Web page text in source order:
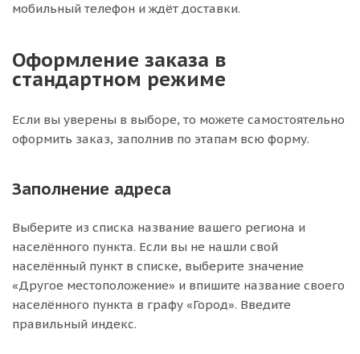
мобильный телефон и ждёт доставки.
Оформление заказа в
стандартном режиме
Если вы уверены в выборе, то можете самостоятельно
оформить заказ, заполнив по этапам всю форму.
Заполнение адреса
Выберите из списка название вашего региона и
населённого пункта. Если вы не нашли свой
населённый пункт в списке, выберите значение
«Другое местоположение» и впишите название своего
населённого пункта в графу «Город». Введите
правильный индекс.